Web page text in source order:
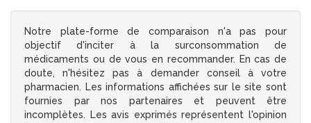
Notre plate-forme de comparaison n'a pas pour
objectif d'inciter à la surconsommation de
médicaments ou de vous en recommander. En cas de
doute, n'hésitez pas à demander conseil à votre
pharmacien. Les informations affichées sur le site sont
fournies par nos partenaires et peuvent être
incomplètes. Les avis exprimés représentent l'opinion